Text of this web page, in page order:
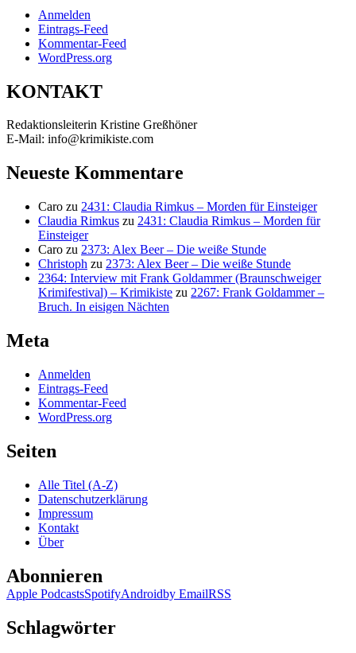
Anmelden
Eintrags-Feed
Kommentar-Feed
WordPress.org
KONTAKT
Redaktionsleiterin Kristine Greßhöner
E-Mail: info@krimikiste.com
Neueste Kommentare
Caro zu 2431: Claudia Rimkus – Morden für Einsteiger
Claudia Rimkus zu 2431: Claudia Rimkus – Morden für
Einsteiger
Caro zu 2373: Alex Beer – Die weiße Stunde
Christoph zu 2373: Alex Beer – Die weiße Stunde
2364: Interview mit Frank Goldammer (Braunschweiger
Krimifestival) – Krimikiste zu 2267: Frank Goldammer –
Bruch. In eisigen Nächten
Meta
Anmelden
Eintrags-Feed
Kommentar-Feed
WordPress.org
Seiten
Alle Titel (A-Z)
Datenschutzerklärung
Impressum
Kontakt
Über
Abonnieren
Apple PodcastsSpotifyAndroidby EmailRSS
Schlagwörter